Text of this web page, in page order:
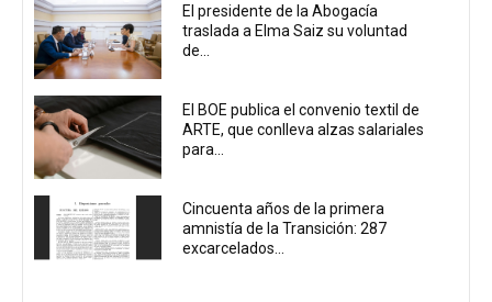
El presidente de la Abogacía
traslada a Elma Saiz su voluntad
de...
El BOE publica el convenio textil de
ARTE, que conlleva alzas salariales
para...
Cincuenta años de la primera
amnistía de la Transición: 287
excarcelados...